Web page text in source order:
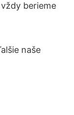
berieme
naše